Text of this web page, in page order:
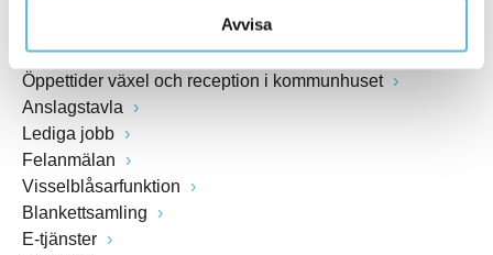
Avvisa
Öppettider växel och reception i kommunhuset
Anslagstavla
Lediga jobb
Felanmälan
Visselblåsarfunktion
Blankettsamling
E-tjänster